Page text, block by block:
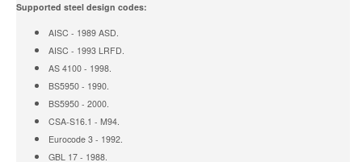
Supported steel design codes:
AISC - 1989 ASD.
AISC - 1993 LRFD.
AS 4100 - 1998.
BS5950 - 1990.
BS5950 - 2000.
CSA-S16.1 - M94.
Eurocode 3 - 1992.
GBL 17 - 1988.